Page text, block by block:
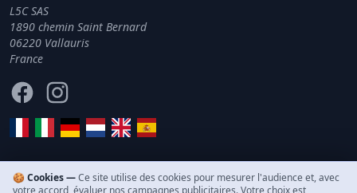
L5C SAS
1890 chemin Saint Bernard
06220 Vallauris
France
FacebookInstagram
🍪 Cookies —Ce site utilise des cookies pour mesurer l'audience et, avec
votre accord, évaluer nos campagnes publicitaires. Votre choix est